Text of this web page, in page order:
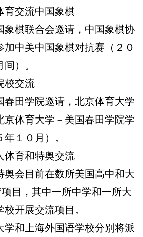
交流中国象棋
棋联合会邀请，中国象棋协
中美中国象棋对抗赛（２０
）。
交流
田学院邀请，北京体育大学
京体育大学－美国春田学院学
１０月）。
育和特奥交流
会目前在数所美国高中和大
目，其中一所中学和一所大
开展交流项目。
和上海外国语学校分别将派